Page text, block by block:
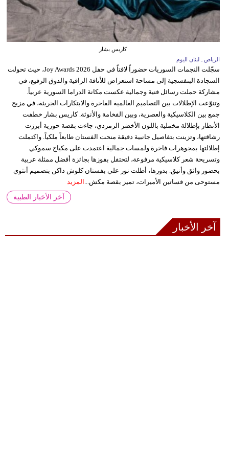
كاريس بشار
الرياض ـ لبنان اليوم
سجّلت النجمات السوريات حضوراً لافتاً في حفل Joy Awards 2026، حيث تحولت
السجادة البنفسجية إلى مساحة استعراض للأناقة الراقية والذوق الرفيع، في
مشاركة حملت رسائل فنية وجمالية عكست مكانة الدراما السورية عربياً.
وتنوّعت الإطلالات بين التصاميم العالمية الفاخرة والابتكارات الجريئة، في مزيج
جمع بين الكلاسيكية والعصرية، وبين الفخامة والأنوثة. كاريس بشار خطفت
الأنظار بإطلالة مخملية باللون الأخضر الزمردي، جاءت بقصة حورية أبرزت
رشاقتها، وتزينت بتفاصيل جانبية دقيقة منحت الفستان طابعاً ملكياً. واكتملت
إطلالتها بمجوهرات فاخرة ولمسات جمالية اعتمدت على مكياج سموكي
وتسريحة شعر كلاسيكية مرفوعة، لتحتفل بفوزها بجائزة أفضل ممثلة عربية
بحضور واثق وأنيق. بدورها، أطلت نور علي بفستان كلوش داكن بتصميم أنثوي
مستوحى من فساتين الأميرات، تميز بقصة مكش...
المزيد
آخر الأخبار الطبية
آخر الأخبار